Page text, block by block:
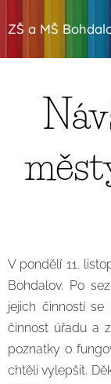
ZŠ a MŠ
V pondělí 11.
Bohdalov. Po
jejich činností
činnost úřadu a
poznatky o
chtěli vylepšit.